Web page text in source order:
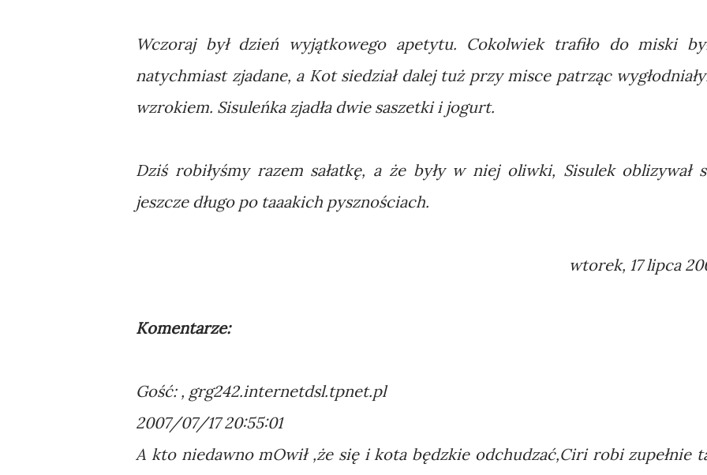
Wczoraj był dzień wyjątkowego apetytu. Cokolwiek trafiło do miski
natychmiast zjadane, a Kot siedział dalej tuż przy misce patrząc
wzrokiem. Sisuleńka zjadła dwie saszetki i jogurt.
Dziś robiłyśmy razem sałatkę, a że były w niej oliwki, Sisulek oblizywał
jeszcze długo po taaakich pysznościach.
wtorek, 17 lipca
Komentarze:
Gość: , grg242.internetdsl.tpnet.pl
2007/07/17 20:55:01
A kto niedawno mOwił ,że się i kota będzkie odchudzać,Ciri robi zupełnie